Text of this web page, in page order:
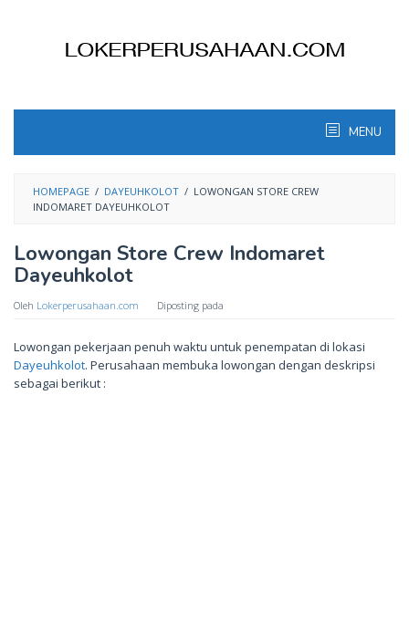
MENU
HOMEPAGE / DAYEUHKOLOT / LOWONGAN STORE CREW
INDOMARET DAYEUHKOLOT
Lowongan Store Crew Indomaret
Dayeuhkolot
Oleh Lokerperusahaan.com Diposting pada
Lowongan pekerjaan penuh waktu untuk penempatan di lokasi
Dayeuhkolot. Perusahaan membuka lowongan dengan deskripsi
sebagai berikut :